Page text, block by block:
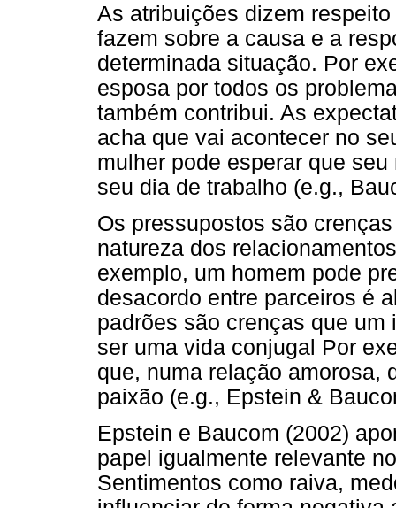
As atribuições dizem
fazem sobre a causa e a
determinada situação. Por
esposa por todos os
também contribui. As
acha que vai acontecer no
mulher pode esperar que
seu dia de trabalho (e.g.,
Os pressupostos são
natureza dos
exemplo, um homem pode
desacordo entre parceiros é
padrões são crenças que um
ser uma vida conjugal Por
que, numa relação amorosa,
paixão (e.g., Epstein &
Epstein e Baucom (2002)
papel igualmente relevante
Sentimentos como raiva,